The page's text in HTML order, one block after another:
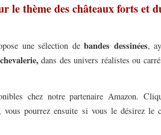
le thème des châteaux forts et
une sélection debandes dessinées,
dans des univers réalistes ou
chez notre partenaire Amazon.
pourrez ensuite si vous le désirez le